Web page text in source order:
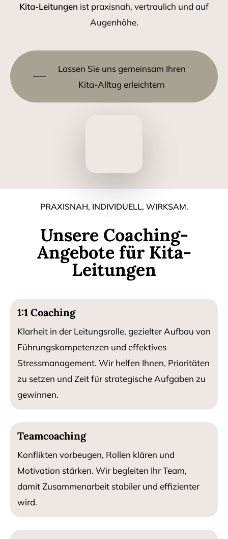
Kita-Leitungen ist praxisnah, vertraulich und auf
Augenhöhe.
Lassen Sie uns gemeinsam Ihren
Kita-Alltag erleichtern
PRAXISNAH, INDIVIDUELL, WIRKSAM.
Unsere Coaching-
Angebote für Kita-
Leitungen
1:1 Coaching
Klarheit in der Leitungsrolle, gezielter Aufbau von
Führungskompetenzen und effektives
Stressmanagement. Wir helfen Ihnen, Prioritäten
zu setzen und Zeit für strategische Aufgaben zu
gewinnen.
Teamcoaching
Konflikten vorbeugen, Rollen klären und
Motivation stärken. Wir begleiten Ihr Team,
damit Zusammenarbeit stabiler und effizienter
wird.